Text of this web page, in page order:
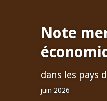
Note
dans les pays
juin 2026